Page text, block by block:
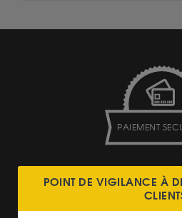
PAIEMENT
POINT DE VIGILANCE À